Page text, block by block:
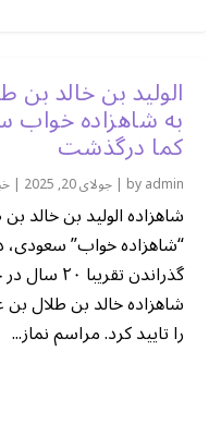
الولید بن خالد
کما درگذشت
byadmin
|جولای 20, 2025 |
شاهزاده الولید بن خالد
گذراندن
شاهزاده خالد بن طلال
را تایید کرد. مراسم نماز...